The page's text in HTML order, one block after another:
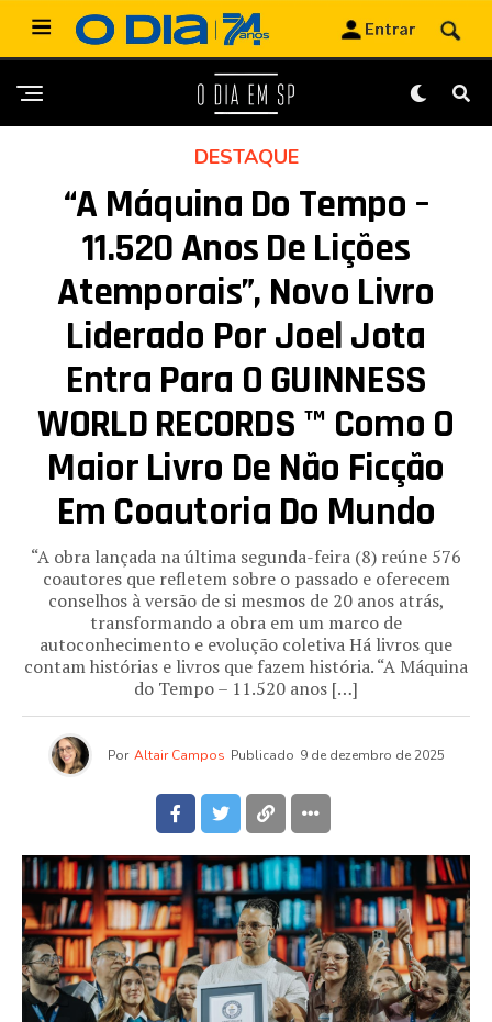
DESTAQUE
“A Máquina Do Tempo –
11.520 Anos De Lições
Atemporais”, Novo Livro
Liderado Por Joel Jota
Entra Para O GUINNESS
WORLD RECORDS ™ Como O
Maior Livro De Não Ficção
Em Coautoria Do Mundo
“A obra lançada na última segunda-feira (8) reúne 576
coautores que refletem sobre o passado e oferecem
conselhos à versão de si mesmos de 20 anos atrás,
transformando a obra em um marco de
autoconhecimento e evolução coletiva Há livros que
contam histórias e livros que fazem história. “A Máquina
do Tempo – 11.520 anos […]
Por Altair Campos Publicado 9 de dezembro de 2025